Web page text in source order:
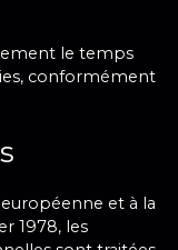
le temps
conformément
et à la
1978, les